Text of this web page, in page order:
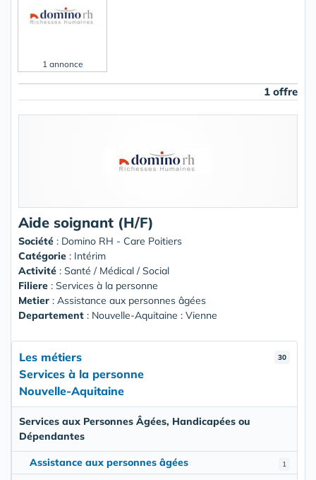
1 annonce
1 offre
Aide soignant (H/F)
Société : Domino RH - Care Poitiers
Catégorie : Intérim
Activité : Santé / Médical / Social
Filiere : Services à la personne
Metier : Assistance aux personnes âgées
Departement : Nouvelle-Aquitaine : Vienne
30
Les métiers
Services à la personne
Nouvelle-Aquitaine
Services aux Personnes Âgées, Handicapées ou
Dépendantes
1
Assistance aux personnes âgées